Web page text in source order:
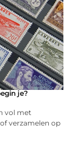
je?
vol met
verzamelen op